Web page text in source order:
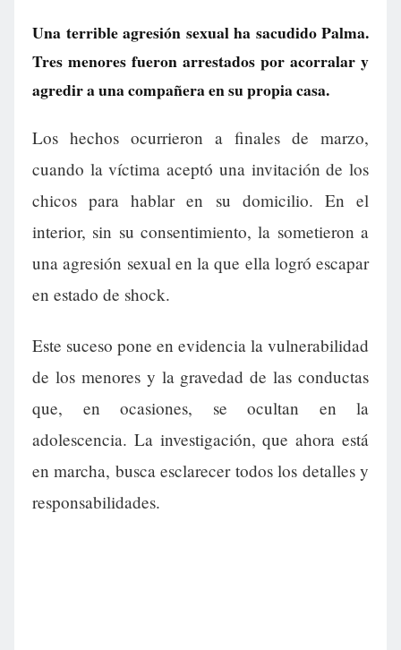
Una terrible agresión sexual ha sacudido Palma.
Tres menores fueron arrestados por acorralar y
agredir a una compañera en su propia casa.
Los hechos ocurrieron a finales de marzo,
cuando la víctima aceptó una invitación de los
chicos para hablar en su domicilio. En el
interior, sin su consentimiento, la sometieron a
una agresión sexual en la que ella logró escapar
en estado de shock.
Este suceso pone en evidencia la vulnerabilidad
de los menores y la gravedad de las conductas
que, en ocasiones, se ocultan en la
adolescencia. La investigación, que ahora está
en marcha, busca esclarecer todos los detalles y
responsabilidades.